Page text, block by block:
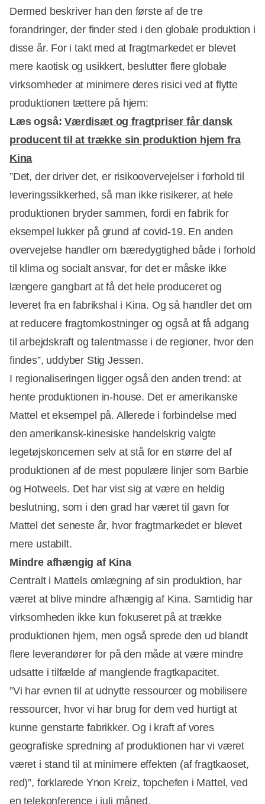
Annonce
Dermed beskriver han den første af de tre
forandringer, der finder sted i den globale produktion i
disse år. For i takt med at fragtmarkedet er blevet
mere kaotisk og usikkert, beslutter flere globale
virksomheder at minimere deres risici ved at flytte
produktionen tættere på hjem:
Læs også:Værdisæt og fragtpriser får dansk
producent til at trække sin produktion hjem fra
Kina
”Det, der driver det, er risikoovervejelser i forhold til
leveringssikkerhed, så man ikke risikerer, at hele
produktionen bryder sammen, fordi en fabrik for
eksempel lukker på grund af covid-19. En anden
overvejelse handler om bæredygtighed både i forhold
til klima og socialt ansvar, for det er måske ikke
længere gangbart at få det hele produceret og
leveret fra en fabrikshal i Kina. Og så handler det om
at reducere fragtomkostninger og også at få adgang
til arbejdskraft og talentmasse i de regioner, hvor den
findes”, uddyber Stig Jessen.
I regionaliseringen ligger også den anden trend: at
hente produktionen in-house. Det er amerikanske
Mattel et eksempel på. Allerede i forbindelse med
den amerikansk-kinesiske handelskrig valgte
legetøjskoncernen selv at stå for en større del af
produktionen af de mest populære linjer som Barbie
og Hotweels. Det har vist sig at være en heldig
beslutning, som i den grad har været til gavn for
Mattel det seneste år, hvor fragtmarkedet er blevet
mere ustabilt.
Mindre afhængig af Kina
Centralt i Mattels omlægning af sin produktion, har
været at blive mindre afhængig af Kina. Samtidig har
virksomheden ikke kun fokuseret på at trække
produktionen hjem, men også sprede den ud blandt
flere leverandører for på den måde at være mindre
udsatte i tilfælde af manglende fragtkapacitet.
”Vi har evnen til at udnytte ressourcer og mobilisere
ressourcer, hvor vi har brug for dem ved hurtigt at
kunne genstarte fabrikker. Og i kraft af vores
geografiske spredning af produktionen har vi været
været i stand til at minimere effekten (af fragtkaoset,
red)”, forklarede Ynon Kreiz, topchefen i Mattel, ved
en telekonference i juli måned.